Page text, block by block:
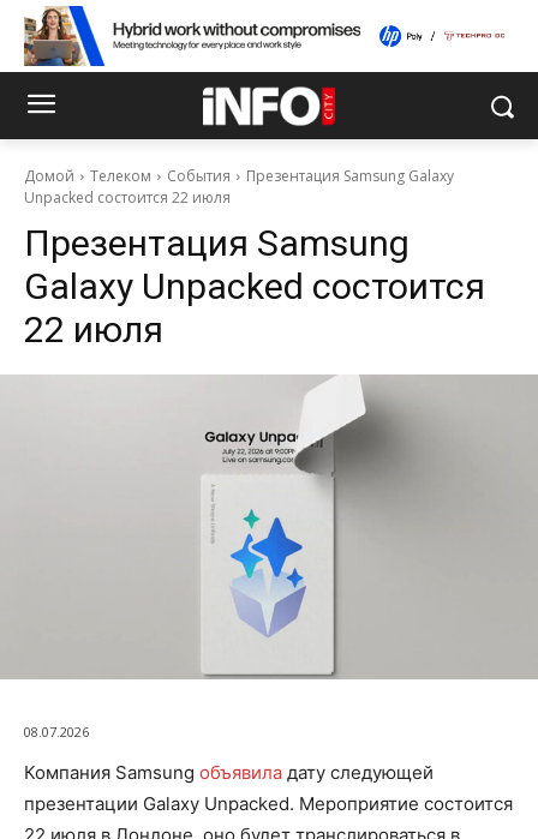
Домой Телеком События
Презентация Samsung Galaxy
Unpacked состоится 22 июля
Презентация Samsung
Galaxy Unpacked состоится
22 июля
08.07.2026
Компания Samsung объявила дату следующей
презентации Galaxy Unpacked. Мероприятие состоится